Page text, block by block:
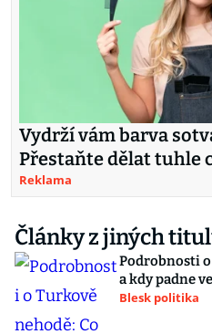
Vydrží vám barva
Přestaňte dělat tuhle
Reklama
Články z jiných
Podrobnosti o
a kdy padne
Blesk politika